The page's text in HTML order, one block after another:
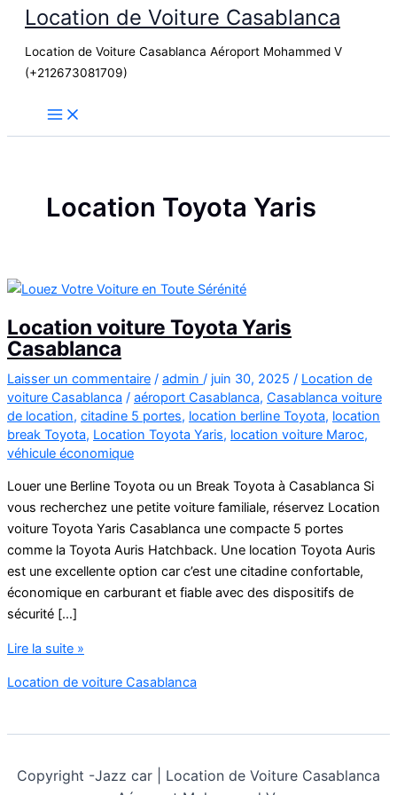
contenu
Location de Voiture Casablanca
Location de Voiture Casablanca Aéroport Mohammed V
(+212673081709)
Location Toyota Yaris
Location voiture Toyota Yaris
Casablanca
Laisser un commentaire / admin / juin 30, 2025 / Location de
voiture Casablanca / aéroport Casablanca, Casablanca voiture
de location, citadine 5 portes, location berline Toyota, location
break Toyota, Location Toyota Yaris, location voiture Maroc,
véhicule économique
Louer une Berline Toyota ou un Break Toyota à Casablanca Si
vous recherchez une petite voiture familiale, réservez Location
voiture Toyota Yaris Casablanca une compacte 5 portes
comme la Toyota Auris Hatchback. Une location Toyota Auris
est une excellente option car c’est une citadine confortable,
économique en carburant et fiable avec des dispositifs de
sécurité […]
Location
Toyota
Casablanca
Lire la suite »
Location de voiture Casablanca
Copyright -Jazz car | Location de Voiture Casablanca